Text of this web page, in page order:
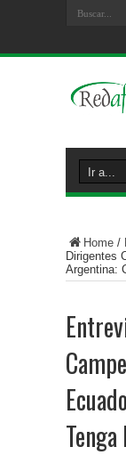
Home /
Dirigentes
Argentina: